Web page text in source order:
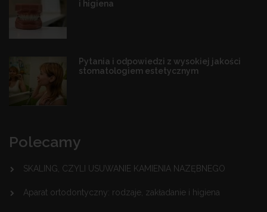
i higiena
Pytania i odpowiedzi z wysokiej jakości
stomatologiem estetycznym
Polecamy
SKALING, CZYLI USUWANIE KAMIENIA NAZĘBNEGO
Aparat ortodontyczny: rodzaje, zakładanie i higiena